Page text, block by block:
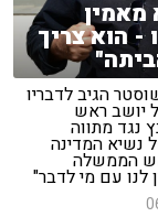
מאמין
- הוא צריך
הגיב לדבריו
יושב ראש
נגד מתווה
המדינה
הממשלה
לנו עם מי לדבר"